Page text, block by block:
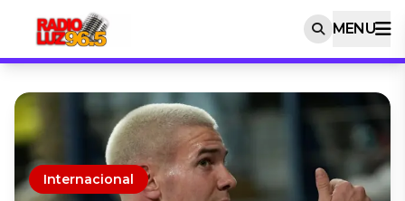
MENU
Internacional